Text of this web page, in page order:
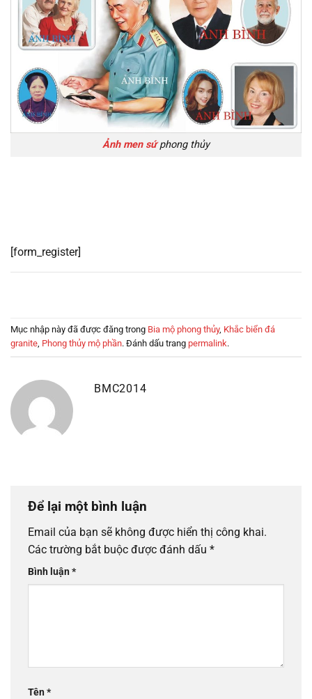
Ảnh men sứphong thủy
[form_register]
Mục nhập này đã được đăng trong Bia mộ phong thủy, Khắc biển đá
granite Phong thủy mộ phần. Đánh dấu trang permalink.
BMC2014
Để lại một bình luận
Email của bạn sẽ không được hiển thị công khai.
Các trường bắt buộc được đánh dấu *
Bình luận*
Tên*